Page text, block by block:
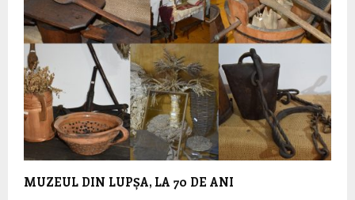
MUZEUL DIN LUPȘA, LA 70 DE ANI